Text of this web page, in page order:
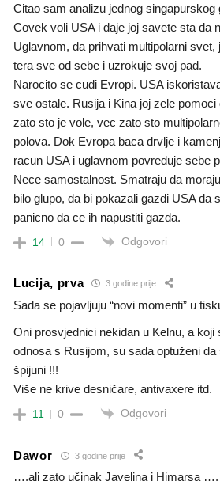
Citao sam analizu jednog singapurskog
Covek voli USA i daje joj savete sta da
Uglavnom, da prihvati multipolarni
tera sve od sebe i uzrokuje svoj pad.
Narocito se cudi Evropi. USA
sve ostale. Rusija i Kina joj zele
zato sto je vole, vec zato sto
polova. Dok Evropa baca drvlje i
racun USA i uglavnom povreduje sebe
Nece samostalnost. Smatraju da
bilo glupo, da bi pokazali gazdi USA da
panicno da ce ih napustiti gazda.
14 0 Odgovori
Lucija, prva 3 godine prije
Sada se pojavljuju “novi momenti” u
Oni prosvjednici nekidan u Kelnu, a koji
odnosa s Rusijom, su sada optuženi
špijuni !!!
Više ne krive desničare, antivaxere itd.
11 0 Odgovori
Dawor 3 godine prije
….ali zato učinak Javelina i Himarsa ….